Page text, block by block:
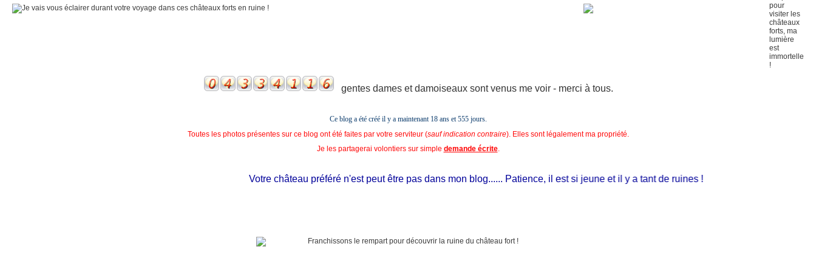
gentes dames et damoiseaux sont venus me voir - merci à tous.
Ce blog a été créé il y a maintenant 18 ans et555 jours.
Toutes les photos présentes sur ce blog ont été faites par votre serviteur (sauf indication contraire). Elles sont légalement ma propriété.
Je les partagerai volontiers sur simple demande écrite.
Votre château préféré n'est peut être pas dans mon blog...... Patience, il est si jeune et il y a tant de ruines !